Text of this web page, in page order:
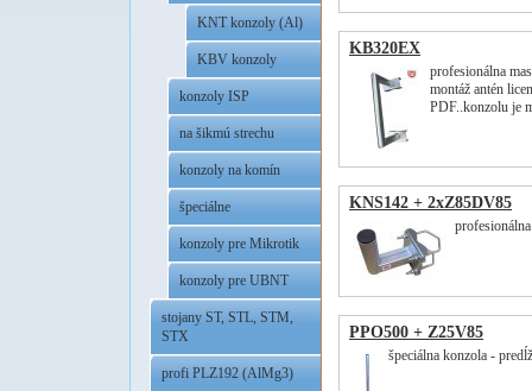
KNT konzoly (Al)
KBV konzoly
konzoly ISP
na šikmú strechu
konzoly na komín
špeciálne
konzoly pre Mikrotik
konzoly pre UBNT
stojany ST, STL, STM,
STX
profi PLZ192 (AlMg3)
KB320EX
profesionálna
montáž antén
PDF..konzolu je
KNS142 + 2xZ85DV85
PPO500 + Z25V85
špeciálna konzola -